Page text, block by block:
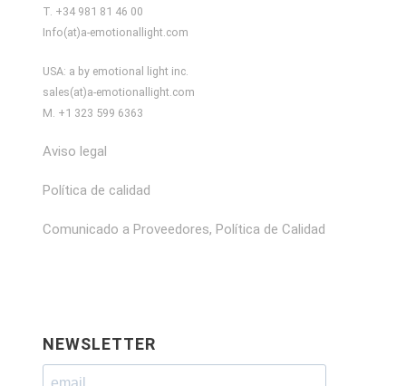
T. +34 981 81 46 00
Info(at)a-emotionallight.com
USA: a by emotional light inc.
sales(at)a-emotionallight.com
M. +1 323 599 6363
Aviso legal
Política de calidad
Comunicado a Proveedores, Política de Calidad
NEWSLETTER